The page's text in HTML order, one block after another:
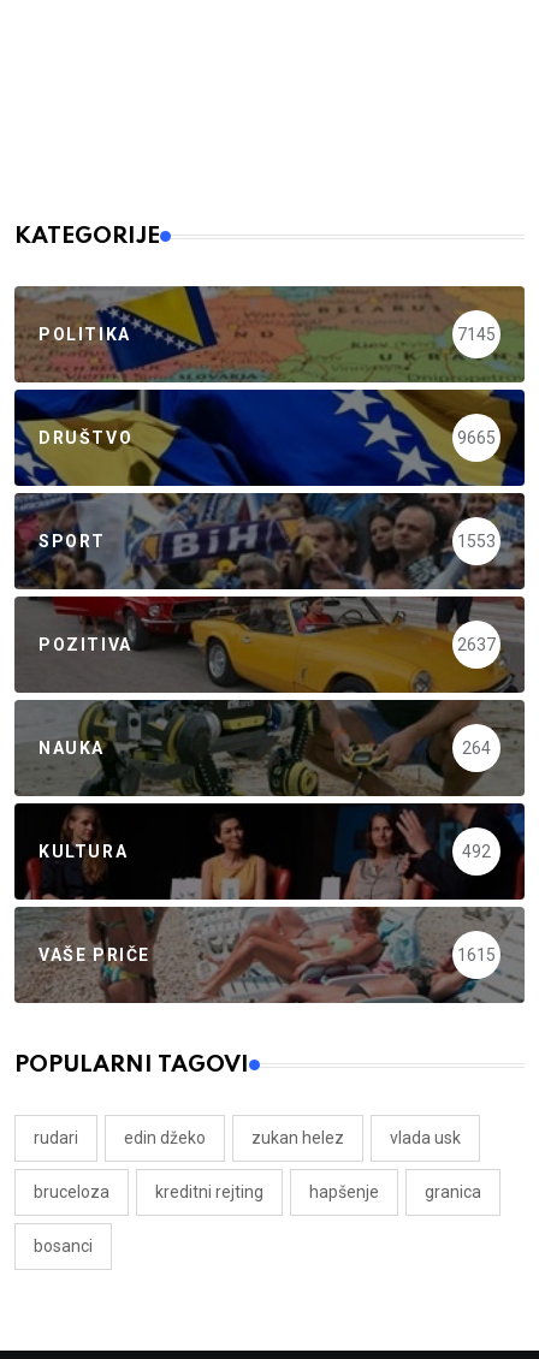
KATEGORIJE
POLITIKA 7145
DRUŠTVO 9665
SPORT 1553
POZITIVA 2637
NAUKA 264
KULTURA 492
VAŠE PRIČE 1615
POPULARNI TAGOVI
rudari edin džeko zukan helez vlada usk
bruceloza kreditni rejting hapšenje granica
bosanci